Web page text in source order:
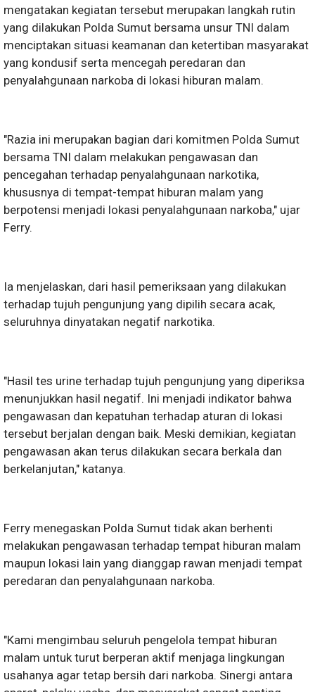
mengatakan kegiatan tersebut merupakan langkah rutin
yang dilakukan Polda Sumut bersama unsur TNI dalam
menciptakan situasi keamanan dan ketertiban masyarakat
yang kondusif serta mencegah peredaran dan
penyalahgunaan narkoba di lokasi hiburan malam.
"Razia ini merupakan bagian dari komitmen Polda Sumut
bersama TNI dalam melakukan pengawasan dan
pencegahan terhadap penyalahgunaan narkotika,
khususnya di tempat-tempat hiburan malam yang
berpotensi menjadi lokasi penyalahgunaan narkoba," ujar
Ferry.
Ia menjelaskan, dari hasil pemeriksaan yang dilakukan
terhadap tujuh pengunjung yang dipilih secara acak,
seluruhnya dinyatakan negatif narkotika.
"Hasil tes urine terhadap tujuh pengunjung yang diperiksa
menunjukkan hasil negatif. Ini menjadi indikator bahwa
pengawasan dan kepatuhan terhadap aturan di lokasi
tersebut berjalan dengan baik. Meski demikian, kegiatan
pengawasan akan terus dilakukan secara berkala dan
berkelanjutan," katanya.
Ferry menegaskan Polda Sumut tidak akan berhenti
melakukan pengawasan terhadap tempat hiburan malam
maupun lokasi lain yang dianggap rawan menjadi tempat
peredaran dan penyalahgunaan narkoba.
"Kami mengimbau seluruh pengelola tempat hiburan
malam untuk turut berperan aktif menjaga lingkungan
usahanya agar tetap bersih dari narkoba. Sinergi antara